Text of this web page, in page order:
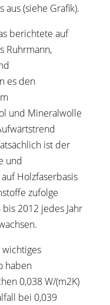
aus (siehe Grafik).
berichtete auf
Ruhrmann,
es den
und Mineralwolle
ist der
und
Holzfaserbasis
zufolge
2012 jedes Jahr
haben
0,038 W/(m2K)
bei 0,039